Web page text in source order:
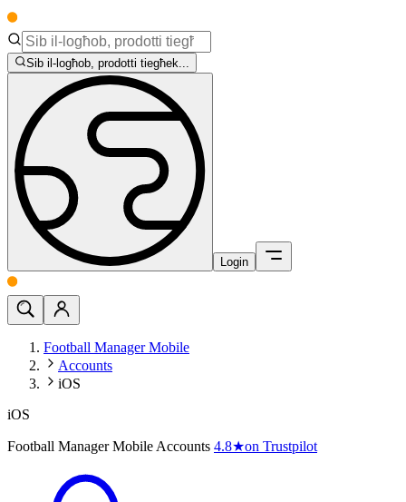
Sib il-logħob, prodotti tiegħek...
Login
Football Manager Mobile
Accounts
iOS
iOS
Football Manager Mobile Accounts 4.8★on Trustpilot